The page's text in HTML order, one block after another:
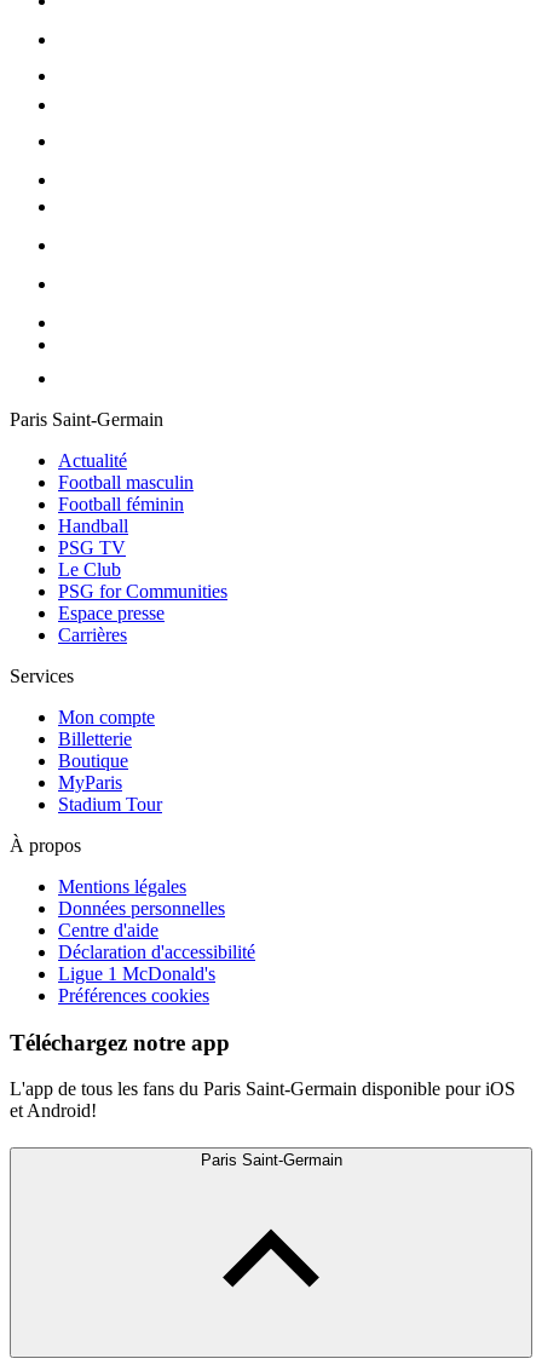
Paris Saint-Germain
Actualité
Football masculin
Football féminin
Handball
PSG TV
Le Club
PSG for Communities
Espace presse
Carrières
Services
Mon compte
Billetterie
Boutique
MyParis
Stadium Tour
À propos
Mentions légales
Données personnelles
Centre d'aide
Déclaration d'accessibilité
Ligue 1 McDonald's
Préférences cookies
Téléchargez notre app
L'app de tous les fans du Paris Saint-Germain disponible pour iOS
et Android!
Paris Saint-Germain